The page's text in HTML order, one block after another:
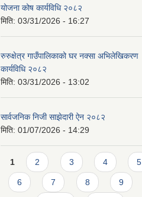
योजना कोष कार्यविधि २०८२
मिति: 03/31/2026 - 16:27
रुरुक्षेत्र गाउँपालिकाको घर नक्सा अभिलेखिकरण
कार्यविधि २०८२
मिति: 03/31/2026 - 13:02
सार्वजनिक निजी साझेदारी ऐन २०८२
मिति: 01/07/2026 - 14:29
Pages
1 2 3 4 5
6 7 8 9